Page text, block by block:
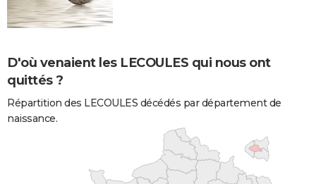
D'où venaient les LECOULES qui nous ont
quittés ?
Répartition des LECOULES décédés par département de
naissance.